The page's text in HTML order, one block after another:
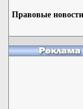
Правовые новости